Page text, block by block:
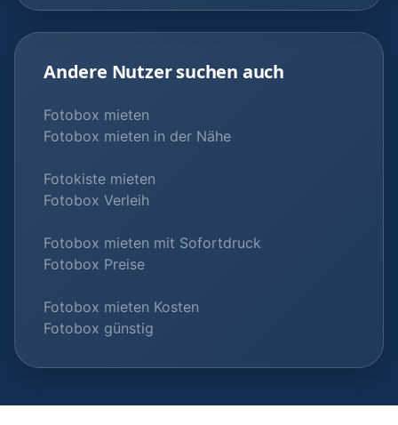
Andere Nutzer suchen auch
Fotobox mieten
Fotobox mieten in der Nähe
Fotokiste mieten
Fotobox Verleih
Fotobox mieten mit Sofortdruck
Fotobox Preise
Fotobox mieten Kosten
Fotobox günstig